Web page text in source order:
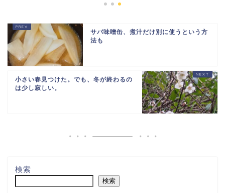
サバ味噌缶、煮汁だけ別に使うという方
法も
小さい春見つけた。でも、冬が終わるの
は少し寂しい。
検索
検索